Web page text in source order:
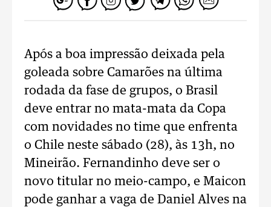
Após a boa impressão deixada pela
goleada sobre Camarões na última
rodada da fase de grupos, o Brasil
deve entrar no mata-mata da Copa
com novidades no time que enfrenta
o Chile neste sábado (28), às 13h, no
Mineirão. Fernandinho deve ser o
novo titular no meio-campo, e Maicon
pode ganhar a vaga de Daniel Alves na